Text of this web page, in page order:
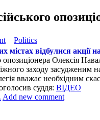
Politics
містах відбулися акції
опозиціонера Олексія
заходу засудженим
вважає необхідним
суддя: ВІДЕО
Add new comment